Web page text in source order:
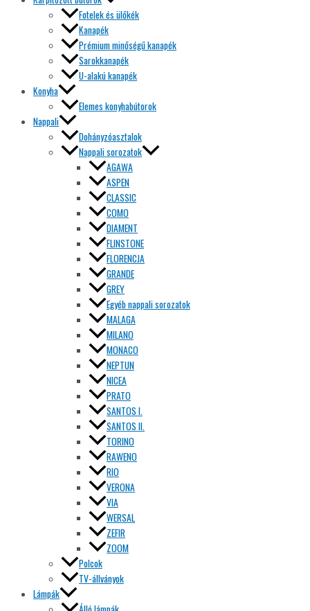
Fotelek és ülőkék
Kanapék
Prémium minőségű kanapék
Sarokkanapék
U-alakú kanapék
Konyha
Elemes konyhabútorok
Nappali
Dohányzóasztalok
Nappali sorozatok
AGAWA
ASPEN
CLASSIC
COMO
DIAMENT
FLINSTONE
FLORENCJA
GRANDE
GREY
Egyéb nappali sorozatok
MALAGA
MILANO
MONACO
NEPTUN
NICEA
PRATO
SANTOS I.
SANTOS II.
TORINO
RAWENO
RIO
VERONA
VIA
WERSAL
ZEFIR
ZOOM
Polcok
TV-állványok
Lámpák